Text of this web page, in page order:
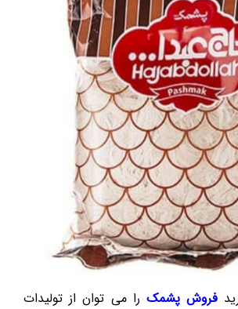
فروش پشمک را می توان از تولیدات